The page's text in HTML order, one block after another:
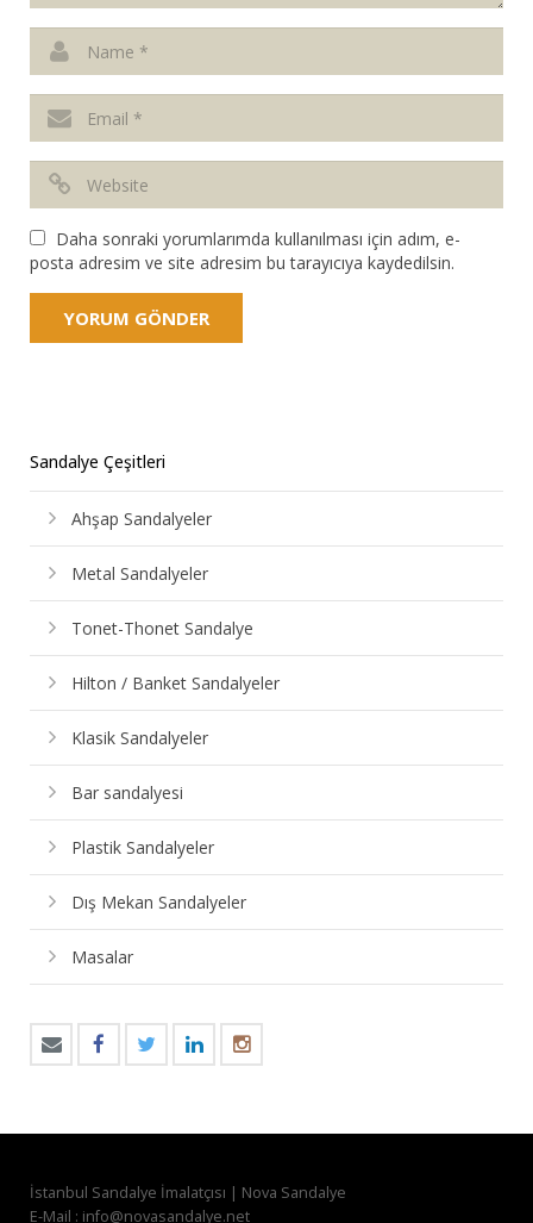
Daha sonraki yorumlarımda kullanılması için adım, e-
posta adresim ve site adresim bu tarayıcıya kaydedilsin.
Sandalye Çeşitleri
Ahşap Sandalyeler
Metal Sandalyeler
Tonet-Thonet Sandalye
Hilton / Banket Sandalyeler
Klasik Sandalyeler
Bar sandalyesi
Plastik Sandalyeler
Dış Mekan Sandalyeler
Masalar
İstanbul Sandalye İmalatçısı | Nova Sandalye
E-Mail : info@novasandalye.net